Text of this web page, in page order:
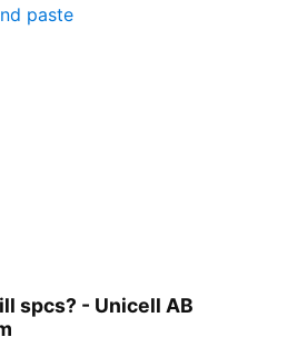
paste
spcs? - Unicell AB